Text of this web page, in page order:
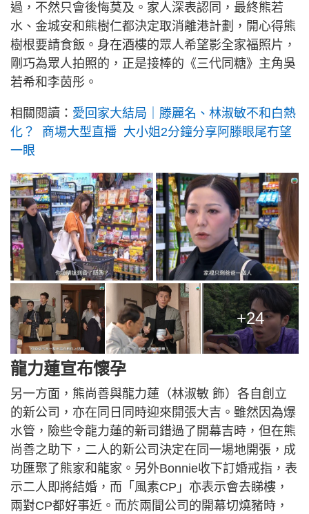
過，不然只會後悔莫及。家人深表認同，最終熊若
水、金城安和熊樹仁都決定取消離港計劃，開心得熊
樹根要請食飯。身在酒樓的眾人希望影全家福照片，
剛巧為眾人拍照的，正是接棒的《三代同糖》主角吳
若希和李茵彤。
相關閱讀： 愛回家大結局｜滕麗名、林淑敏不和白熱
化？ 商場大型直播 大小姐2分鐘分享阿滕眼尾冇望
一眼
+24
龍力蓮宣布懷孕
另一方面，熊尚善與龍力蓮（林淑敏 飾）各自創立
的新公司，亦在同日同時迎來開張大吉。雖然因為爆
水管，險些令龍力蓮的新司錯過了開幕吉時，但在熊
尚善之助下，二人的新公司決定在同一場地開張，成
功匯聚了熊家和龍家。另外Bonnie收下訂婚戒指，表
示二人即將結婚，而「風素CP」亦表示會去睇樓，
兩對CP都好事近。而於兩間公司的開幕切燒豬時，